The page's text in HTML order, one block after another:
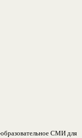
СМИ для